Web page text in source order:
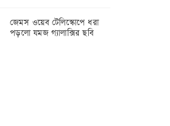
জেমস ওয়েব টেলিস্কোপে ধরা
পড়লো যমজ গ্যালাক্সির ছবি